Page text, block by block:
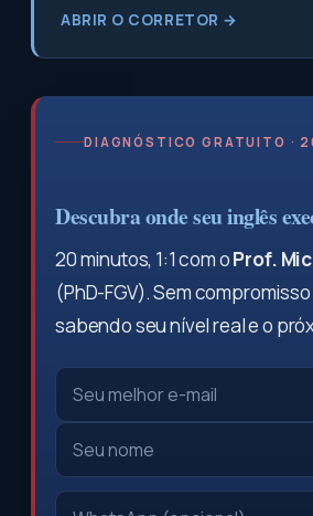
ABRIR O CORRETOR →
DIAGNÓSTICO GRATUITO ·
Descubra onde seu inglês
20 minutos, 1:1 com oProf.
(PhD-FGV). Sem
sabendo seu nível real e o